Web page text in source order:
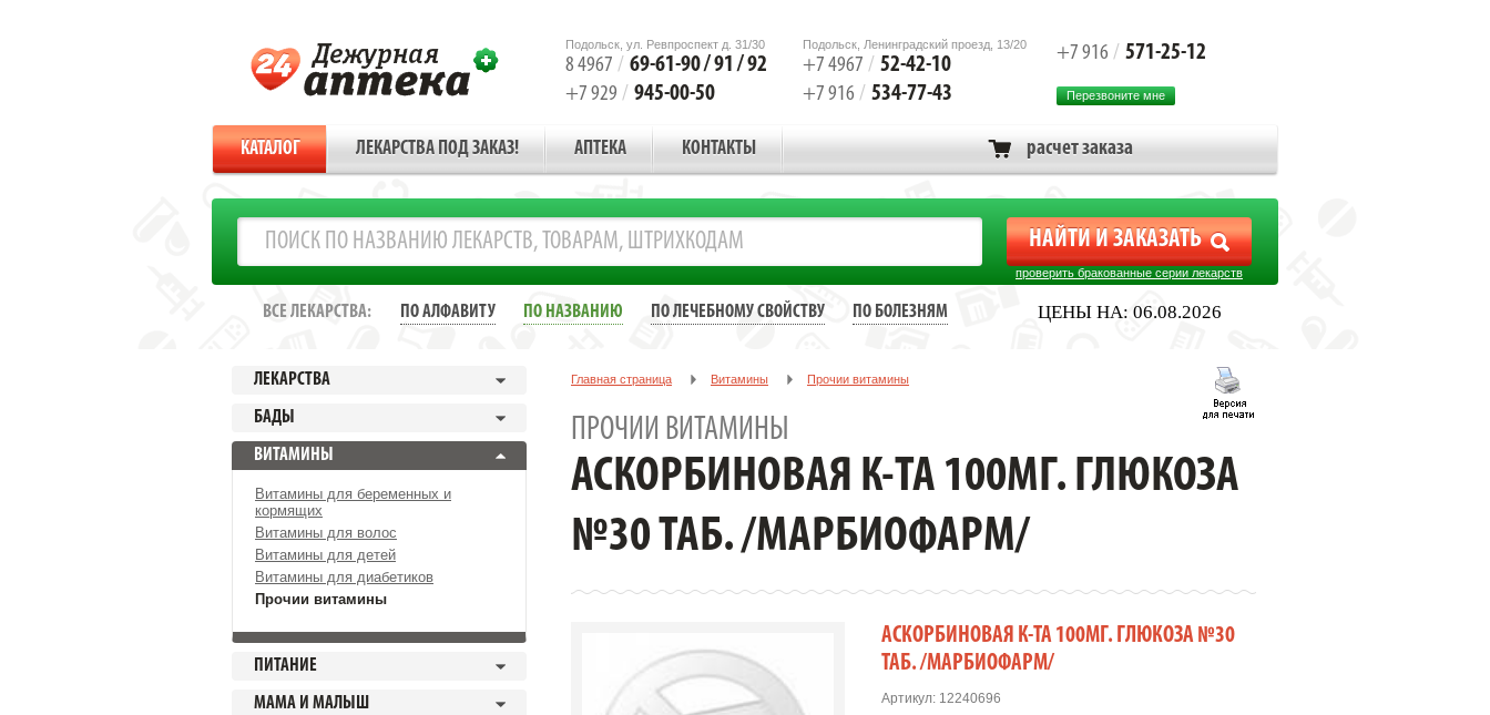
Подольск, ул. Ревпроспект д. 31/30
8 4967 / 69-61-90 / 91 / 92
+7 929 / 945-00-50
Подольск, Ленинградский проезд, 13/20
+7 4967 / 52-42-10
+7 916 / 534-77-43
+7 916 / 571-25-12
Перезвоните мне
КАТАЛОГ ЛЕКАРСТВА ПОД ЗАКАЗ! АПТЕКА КОНТАКТЫ расчет заказа
проверить бракованные серии лекарств
ЦЕНЫ НА: 06.08.2026
ВСЕ ЛЕКАРСТВА: ПО АЛФАВИТУ ПО НАЗВАНИЮ ПО ЛЕЧЕБНОМУ СВОЙСТВУ ПО БОЛЕЗНЯМ
ЛЕКАРСТВА
БАДЫ
ВИТАМИНЫ
Витамины для беременных и
кормящих
Витамины для волос
Витамины для детей
Витамины для диабетиков
Прочии витамины
ПИТАНИЕ
МАМА И МАЛЫШ
Главная страница Витамины Прочии витамины
ПРОЧИИ ВИТАМИНЫ
АСКОРБИНОВАЯ К-ТА 100МГ. ГЛЮКОЗА
№30 ТАБ. /МАРБИОФАРМ/
АСКОРБИНОВАЯ К-ТА 100МГ. ГЛЮКОЗА №30
ТАБ. /МАРБИОФАРМ/
Артикул: 12240696